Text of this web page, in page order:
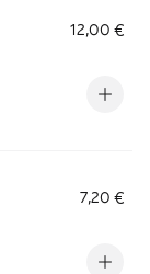
12,00 €
7,20 €